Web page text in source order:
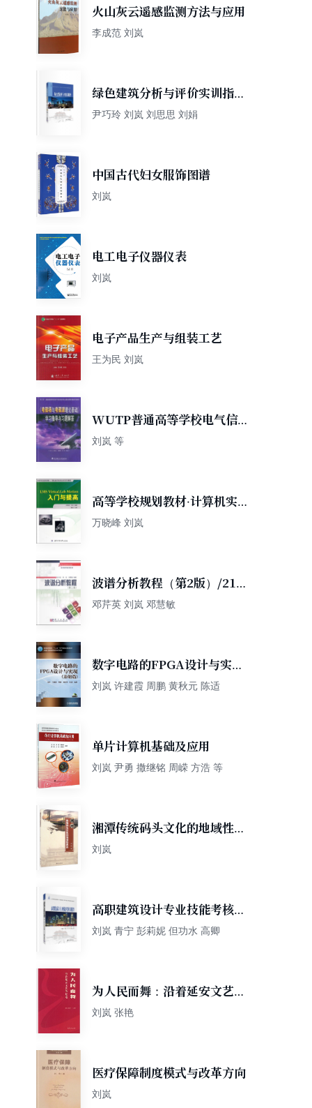
火山灰云遥感监测方法与应用
李成范 刘岚
绿色建筑分析与评价实训指导/
高等职业教育土木建筑大类专
尹巧玲 刘岚 刘思思 刘娟
中国古代妇女服饰图谱
刘岚
电工电子仪器仪表
刘岚
电子产品生产与组装工艺
王为民 刘岚
WUTP普通高等学校电气信息
类专业基础课新编系列教材：
刘岚 等
高等学校规划教材·计算机实用
软件应用系列教程：LMS
万晓峰 刘岚
波谱分析教程（第2版）/21世
纪高等院校教材
邓芹英 刘岚 邓慧敏
数字电路的FPGA设计与实现
（基础篇 附光盘1张）
刘岚 许建霞 周鹏 黄秋元 陈适
单片计算机基础及应用
刘岚 尹勇 撒继铭 周嵘 方浩 等
湘潭传统码头文化的地域性表
达
刘岚
高职建筑设计专业技能考核实
训指导（高等职业教育土木建
刘岚 青宁 彭莉妮 但功水 高卿
为人民而舞：沿着延安文艺的
足迹
刘岚 张艳
医疗保障制度模式与改革方向
刘岚